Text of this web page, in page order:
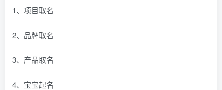
1、项目取名
2、品牌取名
3、产品取名
4、宝宝起名